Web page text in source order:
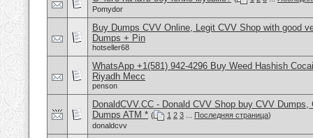
Pomydor
Buy Dumps CVV Online, Legit CVV Shop with good
Dumps + Pin
hotseller68
WhatsApp +1(581) 942-4296 Buy Weed Hashish
Riyadh Mecc
penson
DonaldCVV.CC - Donald CVV Shop buy CVV
Dumps ATM * ( 1 2 3 Последняя страница)
donaldcvv